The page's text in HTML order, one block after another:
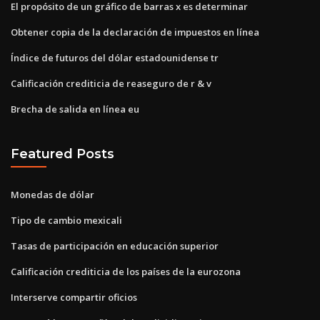
El propósito de un gráfico de barras x es determinar
Obtener copia de la declaración de impuestos en línea
Índice de futuros del dólar estadounidense tr
Calificación crediticia de reaseguro de r & v
Brecha de salida en línea eu
Featured Posts
Monedas de dólar
Tipo de cambio mexicali
Tasas de participación en educación superior
Calificación crediticia de los países de la eurozona
Interserve compartir oficios